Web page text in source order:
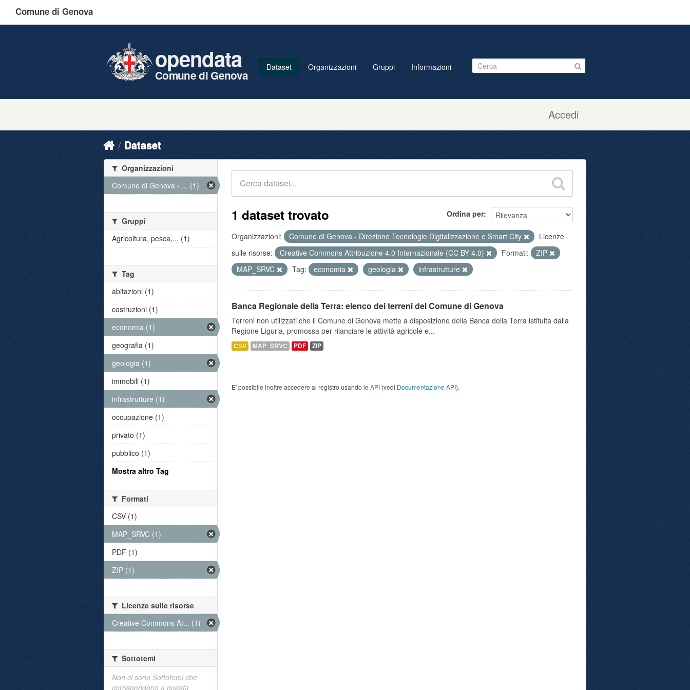
Comune di Genova
Accedi
opendata
Comune di Genova
Dataset Organizzazioni Gruppi Informazioni
Dataset
Ordina per
1 dataset trovato
Organizzazioni: Comune di Genova - Direzione Tecnologie Digitalizzazione e Smart City
Licenze
sulle risorse:
Creative Commons Attribuzione 4.0 Internazionale (CC BY 4.0) Formati:
ZIP
MAP_SRVC
Tag: economia geologia infrastrutture
Banca Regionale della Terra: elenco dei terreni del Comune di Genova
Terreni non utilizzati che il Comune di Genova mette a disposizione della Banca della Terra istituita dalla
Regione Liguria, promossa per rilanciare le attività agricole e...
CSV MAP_SRVC PDF ZIP
E' possibile inoltre accedere al registro usando le API (vedi Documentazione API).
Organizzazioni
Comune di Genova - ... (1)
Gruppi
Agricoltura, pesca,... (1)
Tag
abitazioni (1)
costruzioni (1)
economia (1)
geografia (1)
geologia (1)
immobili (1)
infrastrutture (1)
occupazione (1)
privato (1)
pubblico (1)
Mostra altro Tag
Formati
CSV (1)
MAP_SRVC (1)
PDF (1)
ZIP (1)
Licenze sulle risorse
Creative Commons At... (1)
Sottotemi
Non ci sono Sottotemi che
corrispondono a questa